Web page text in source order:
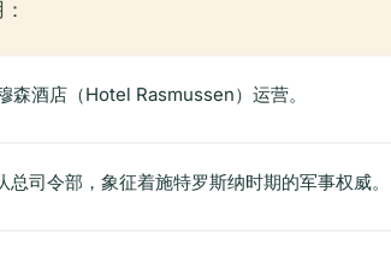
酒店（Hotel Rasmussen）运营。
司令部，象征着施特罗斯纳时期的军事权威。